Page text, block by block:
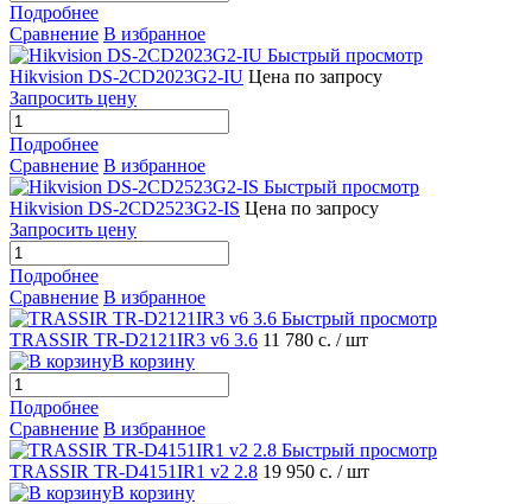
Подробнее
Сравнение В избранное
Быстрый просмотр
Hikvision DS-2CD2023G2-IU Цена по запросу
Запросить цену
Подробнее
Сравнение В избранное
Быстрый просмотр
Hikvision DS-2CD2523G2-IS Цена по запросу
Запросить цену
Подробнее
Сравнение В избранное
Быстрый просмотр
TRASSIR TR-D2121IR3 v6 3.6 11 780 с. / шт
В корзину
Подробнее
Сравнение В избранное
Быстрый просмотр
TRASSIR TR-D4151IR1 v2 2.8 19 950 с. / шт
В корзину